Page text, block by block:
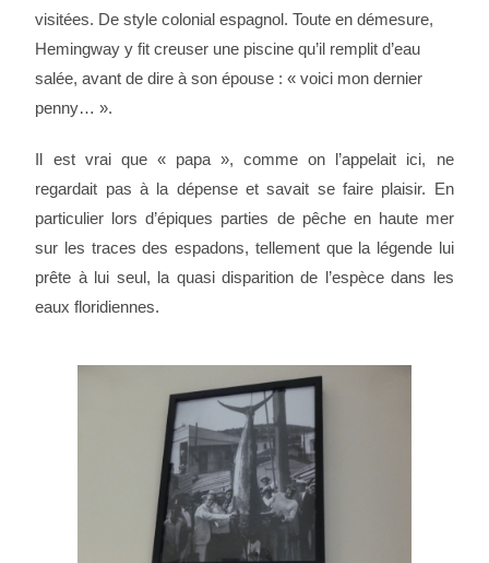
visitées. De style colonial espagnol. Toute en démesure,
Hemingway y fit creuser une piscine qu’il remplit d’eau
salée, avant de dire à son épouse : « voici mon dernier
penny… ».
Il est vrai que « papa », comme on l’appelait ici, ne
regardait pas à la dépense et savait se faire plaisir. En
particulier lors d’épiques parties de pêche en haute mer
sur les traces des espadons, tellement que la légende lui
prête à lui seul, la quasi disparition de l’espèce dans les
eaux floridiennes.